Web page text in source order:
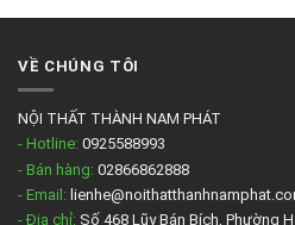
VỀ CHÚNG TÔI
NỘI THẤT THÀNH NAM PHÁT
- Hotline: 0925588993
- Bán hàng: 02866862888
- Email:
- Địa chỉ: Số 468 Lũy Bán Bích, Phường